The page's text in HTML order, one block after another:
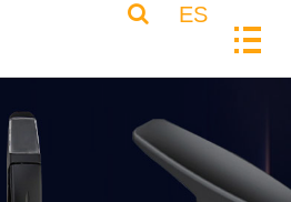
ES